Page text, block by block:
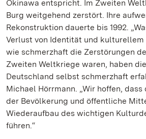
Okinawa entspricht. Im Zweiten
Burg weitgehend zerstört. Ihre
Rekonstruktion dauerte bis 1992.
Verlust von Identität und kulturellem
wie schmerzhaft die Zerstörungen
Zweiten Weltkriege waren, haben
Deutschland selbst schmerzhaft
Michael Hörrmann. „Wir hoffen, dass
der Bevölkerung und öffentliche
Wiederaufbau des wichtigen
führen.“